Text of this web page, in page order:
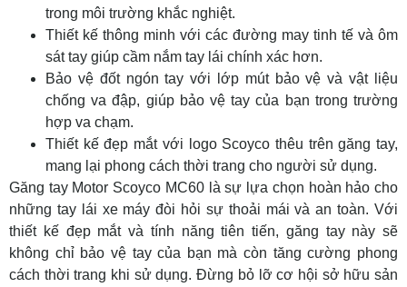
trong môi trường khắc nghiệt.
Thiết kế thông minh với các đường may tinh tế và ôm
sát tay giúp cầm nắm tay lái chính xác hơn.
Bảo vệ đốt ngón tay với lớp mút bảo vệ và vật liệu
chống va đập, giúp bảo vệ tay của bạn trong trường
hợp va chạm.
Thiết kế đẹp mắt với logo Scoyco thêu trên găng tay,
mang lại phong cách thời trang cho người sử dụng.
Găng tay Motor Scoyco MC60 là sự lựa chọn hoàn hảo cho
những tay lái xe máy đòi hỏi sự thoải mái và an toàn. Với
thiết kế đẹp mắt và tính năng tiên tiến, găng tay này sẽ
không chỉ bảo vệ tay của bạn mà còn tăng cường phong
cách thời trang khi sử dụng. Đừng bỏ lỡ cơ hội sở hữu sản